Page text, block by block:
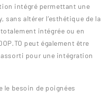
intégré permettant une
altérer l’esthétique de la
totalement intégrée ou en
peut également être
assorti pour une intégration
besoin de poignées